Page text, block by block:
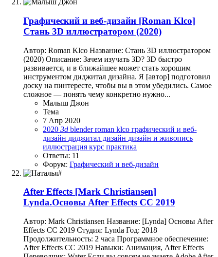
Графический и веб-дизайн [Roman Klco]
Стань 3D иллюстратором (2020)
Автор: Roman Klco Название: Стань 3D иллюстратором
(2020) Описание: Зачем изучать 3D? 3D быстро
развивается, и в ближайшее может стать хорошим
инструментом диджитал дизайна. Я [автор] подготовил
доску на пинтересте, чтобы вы в этом убедились. Самое
сложное — понять чему конкретно нужно...
Малыш Джон
Тема
7 Апр 2020
2020 3d blenderroman klco графический и веб-
дизайн диджитал дизайн дизайн и живопись
иллюстрация курс практика
Ответы: 11
Форум: Графический и веб-дизайн
After Effects [Mark Christiansen]
Lynda.Основы After Effects CC 2019
Автор: Mark Christiansen Название: [Lynda] Основы After
Effects CC 2019 Студия: Lynda Год: 2018
Продолжительность: 2 часа Программное обеспечение:
After Effects CC 2019 Навыки: Анимация, After Effects